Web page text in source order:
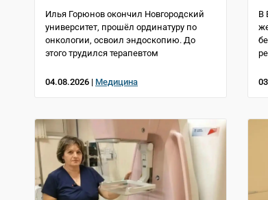
Илья Горюнов окончил Новгородский
университет, прошёл ординатуру по
онкологии, освоил эндоскопию. До
этого трудился терапевтом
04.08.2026 | Медицина
В